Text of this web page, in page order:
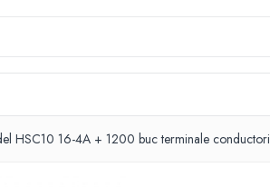
HSC10 16-4A + 1200 buc terminale conductori